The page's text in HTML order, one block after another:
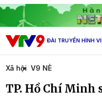
ĐÀI TRUYỀN HÌNH
Xã hội V9 NÈ
TP. Hồ Chí Minh